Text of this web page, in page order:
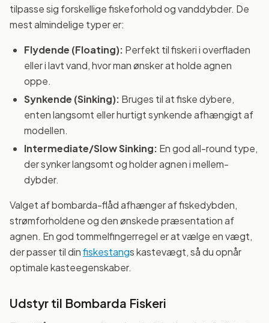
tilpasse sig forskellige fiskeforhold og vanddybder. De
mest almindelige typer er:
Flydende (Floating): Perfekt til fiskeri i overfladen
eller i lavt vand, hvor man ønsker at holde agnen
oppe.
Synkende (Sinking): Bruges til at fiske dybere,
enten langsomt eller hurtigt synkende afhængigt af
modellen.
Intermediate/Slow Sinking: En god all-round type,
der synker langsomt og holder agnen i mellem-
dybder.
Valget af bombarda-flåd afhænger af fiskedybden,
strømforholdene og den ønskede præsentation af
agnen. En god tommelfingerregel er at vælge en vægt,
der passer til dinfiskestangs kastevægt, så du opnår
optimale kasteegenskaber.
Udstyr til Bombarda Fiskeri